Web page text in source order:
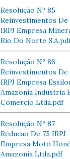
Resolução Nº 85
Reinvestimentos De
IRPJ Empresa
Rio Do Norte
Resolução Nº 86
Reinvestimentos De
IRPJ Empresa
Amazonia Industria
Comercio Ltda.pdf
Resolução Nº 87
Reducao De 75 IRPJ
Empresa Moto
Amazonia Ltda.pdf